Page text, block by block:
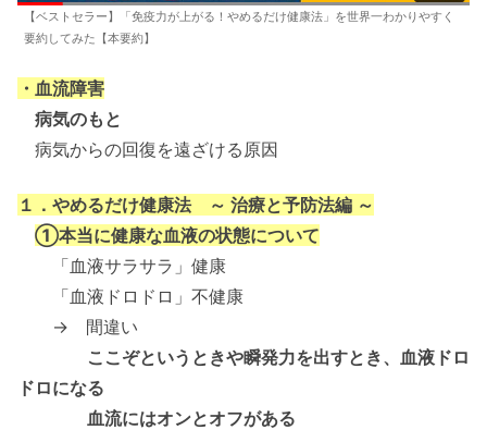
【ベストセラー】「免疫力が上がる！やめるだけ健康法」を世界一わかりやすく
要約してみた【本要約】
・血流障害
病気のもと
病気からの回復を遠ざける原因
１．やめるだけ健康法 ～ 治療と予防法編 ～
①本当に健康な血液の状態について
「血液サラサラ」健康
「血液ドロドロ」不健康
→ 間違い
ここぞというときや瞬発力を出すとき、血液ドロ
ドロになる
血流にはオンとオフがある